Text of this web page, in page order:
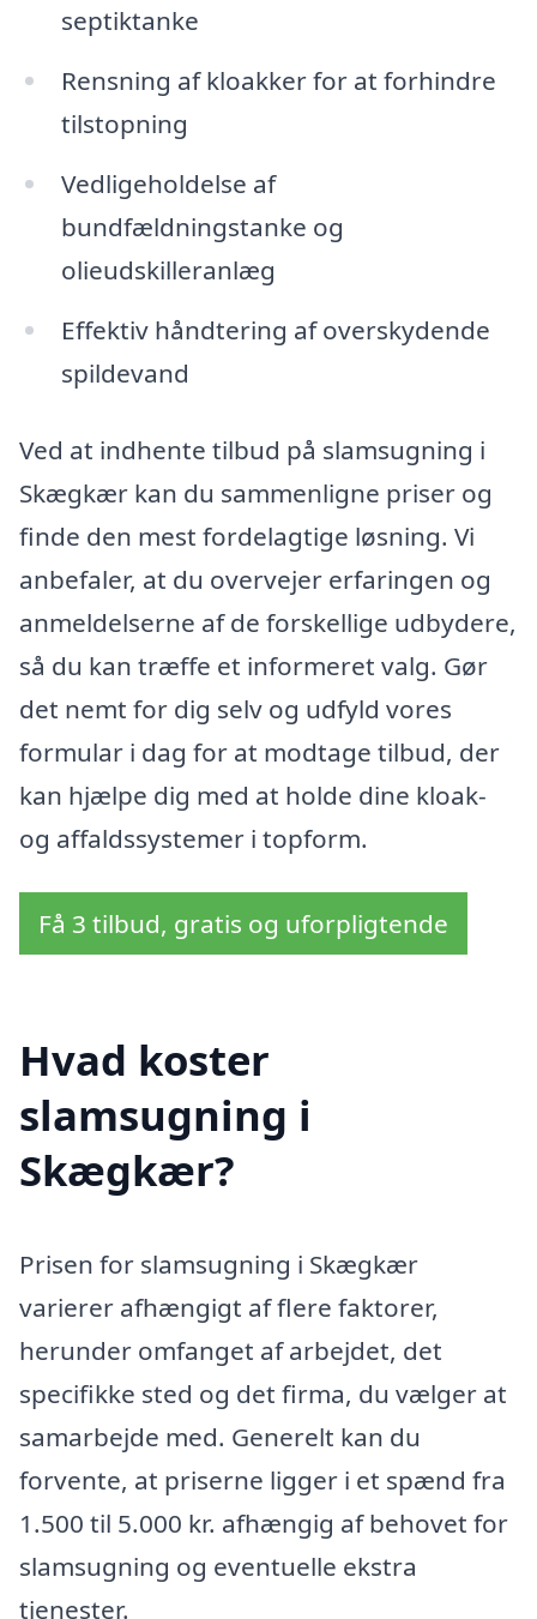
septiktanke
Rensning af kloakker for at forhindre
tilstopning
Vedligeholdelse af
bundfældningstanke og
olieudskilleranlæg
Effektiv håndtering af overskydende
spildevand
Ved at indhente tilbud på slamsugning i
Skægkær kan du sammenligne priser og
finde den mest fordelagtige løsning. Vi
anbefaler, at du overvejer erfaringen og
anmeldelserne af de forskellige udbydere,
så du kan træffe et informeret valg. Gør
det nemt for dig selv og udfyld vores
formular i dag for at modtage tilbud, der
kan hjælpe dig med at holde dine kloak-
og affaldssystemer i topform.
Få 3 tilbud, gratis og uforpligtende
Hvad koster
slamsugning i
Skægkær?
Prisen for slamsugning i Skægkær
varierer afhængigt af flere faktorer,
herunder omfanget af arbejdet, det
specifikke sted og det firma, du vælger at
samarbejde med. Generelt kan du
forvente, at priserne ligger i et spænd fra
1.500 til 5.000 kr. afhængig af behovet for
slamsugning og eventuelle ekstra
tjenester.